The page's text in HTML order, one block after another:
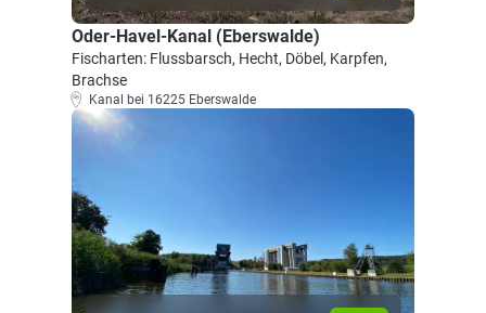
Oder-Havel-Kanal (Eberswalde)
Fischarten: Flussbarsch, Hecht, Döbel, Karpfen,
Brachse
Kanal bei 16225 Eberswalde